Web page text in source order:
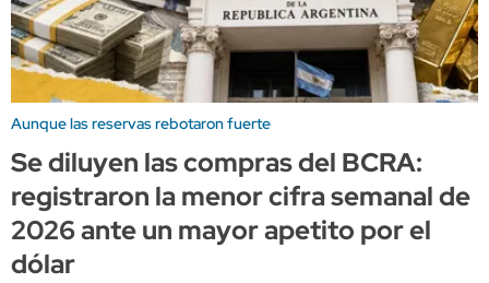
Aunque las reservas rebotaron fuerte
Se diluyen las compras del BCRA:
registraron la menor cifra semanal de
2026 ante un mayor apetito por el
dólar